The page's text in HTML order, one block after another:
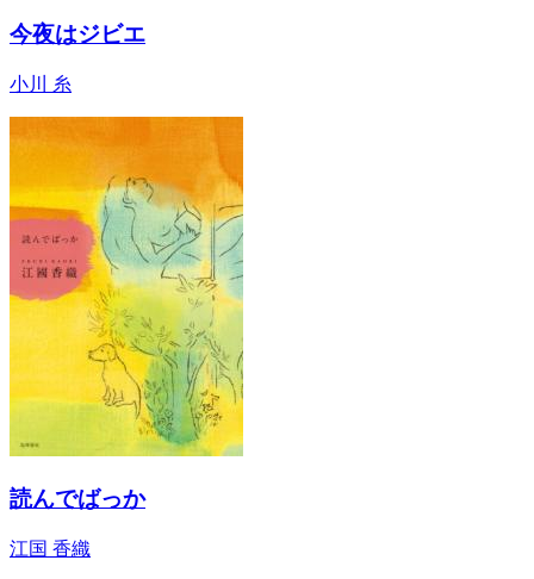
今夜はジビエ
小川 糸
読んでばっか
江国 香織